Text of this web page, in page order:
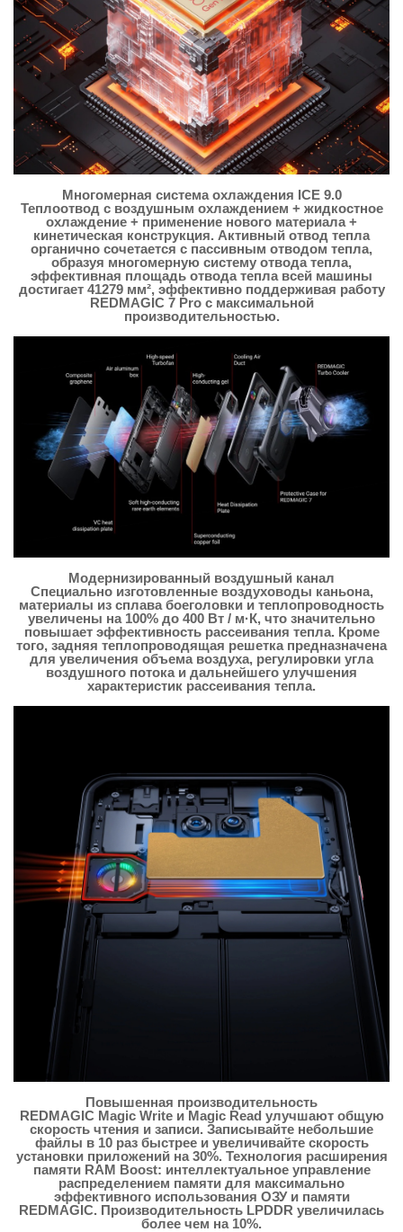
Многомерная система охлаждения ICE 9.0
Теплоотвод с воздушным охлаждением + жидкостное
охлаждение + применение нового материала +
кинетическая конструкция. Активный отвод тепла
органично сочетается с пассивным отводом тепла,
образуя многомерную систему отвода тепла,
эффективная площадь отвода тепла всей машины
достигает 41279 мм², эффективно поддерживая работу
REDMAGIC 7 Pro с максимальной
производительностью.
Модернизированный воздушный канал
Специально изготовленные воздуховоды каньона,
материалы из сплава боеголовки и теплопроводность
увеличены на 100% до 400 Вт / м·К, что значительно
повышает эффективность рассеивания тепла. Кроме
того, задняя теплопроводящая решетка предназначена
для увеличения объема воздуха, регулировки угла
воздушного потока и дальнейшего улучшения
характеристик рассеивания тепла.
Повышенная производительность
REDMAGIC Magic Write и Magic Read улучшают общую
скорость чтения и записи. Записывайте небольшие
файлы в 10 раз быстрее и увеличивайте скорость
установки приложений на 30%. Технология расширения
памяти RAM Boost: интеллектуальное управление
распределением памяти для максимально
эффективного использования ОЗУ и памяти
REDMAGIC. Производительность LPDDR увеличилась
более чем на 10%.